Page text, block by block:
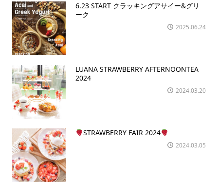
6.23 START クラッキングアサイー&グリ
ーク
2025.06.24
LUANA STRAWBERRY AFTERNOONTEA
2024
2024.03.20
STRAWBERRY FAIR 2024
2024.03.05